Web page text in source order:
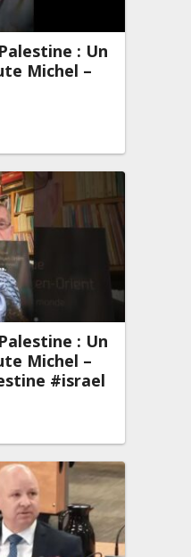
: Un
Michel –
: Un
Michel –
#israel